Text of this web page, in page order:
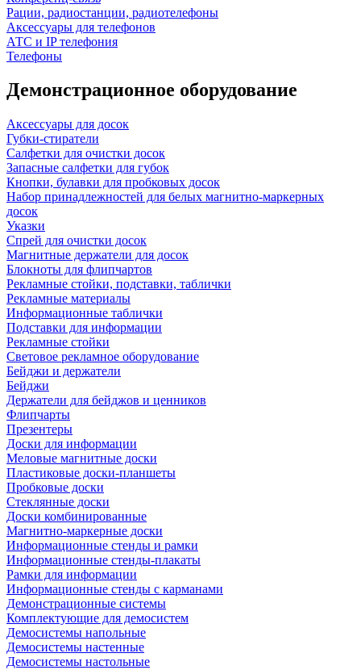
Рации, радиостанции, радиотелефоны
Аксессуары для телефонов
АТС и IP телефония
Телефоны
Демонстрационное оборудование
Аксессуары для досок
Губки-стиратели
Салфетки для очистки досок
Запасные салфетки для губок
Кнопки, булавки для пробковых досок
Набор принадлежностей для белых магнитно-маркерных
досок
Указки
Спрей для очистки досок
Магнитные держатели для досок
Блокноты для флипчартов
Рекламные стойки, подставки, таблички
Рекламные материалы
Информационные таблички
Подставки для информации
Рекламные стойки
Световое рекламное оборудование
Бейджи и держатели
Бейджи
Держатели для бейджов и ценников
Флипчарты
Презентеры
Доски для информации
Меловые магнитные доски
Пластиковые доски-планшеты
Пробковые доски
Стеклянные доски
Доски комбинированные
Магнитно-маркерные доски
Информационные стенды и рамки
Информационные стенды-плакаты
Рамки для информации
Информационные стенды с карманами
Демонстрационные системы
Комплектующие для демосистем
Демосистемы напольные
Демосистемы настенные
Демосистемы настольные